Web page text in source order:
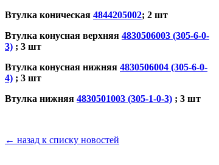
Втулка коническая 4844205002; 2 шт
Втулка конусная верхняя 4830506003 (305-6-0-
3) ; 3 шт
Втулка конусная нижняя 4830506004 (305-6-0-
4) ; 3 шт
Втулка нижняя 4830501003 (305-1-0-3) ; 3 шт
← назад к списку новостей